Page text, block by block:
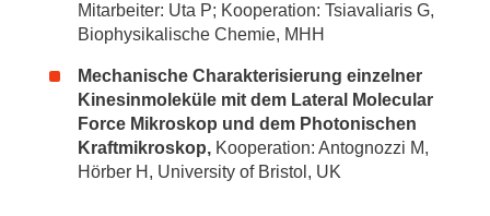
Mitarbeiter: Uta P; Kooperation: Tsiavaliaris G,
Biophysikalische Chemie, MHH
Mechanische Charakterisierung einzelner
Kinesinmoleküle mit dem Lateral Molecular
Force Mikroskop und dem Photonischen
Kraftmikroskop, Kooperation: Antognozzi M,
Hörber H, University of Bristol, UK